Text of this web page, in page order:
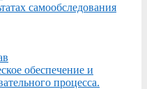
самообследования
обеспечение и
процесса.